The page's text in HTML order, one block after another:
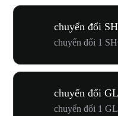
chuyển đổi
chuyển đổi 1
chuyển đổi
chuyển đổi 1